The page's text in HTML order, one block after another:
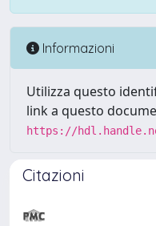
Informazioni
Utilizza questo
link a questo
https://
Citazioni